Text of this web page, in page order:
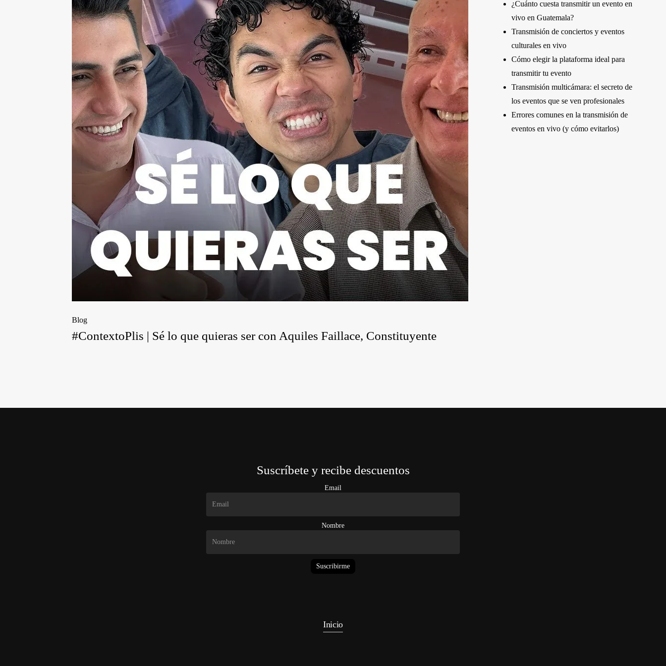
Blog
#ContextoPlis | Sé lo que quieras ser con Aquiles Faillace, Constituyente
¿Cuánto cuesta transmitir un evento en
vivo en Guatemala?
Transmisión de conciertos y eventos
culturales en vivo
Cómo elegir la plataforma ideal para
transmitir tu evento
Transmisión multicámara: el secreto de
los eventos que se ven profesionales
Errores comunes en la transmisión de
eventos en vivo (y cómo evitarlos)
Suscríbete y recibe descuentos
Email
Nombre
Suscribirme
Inicio